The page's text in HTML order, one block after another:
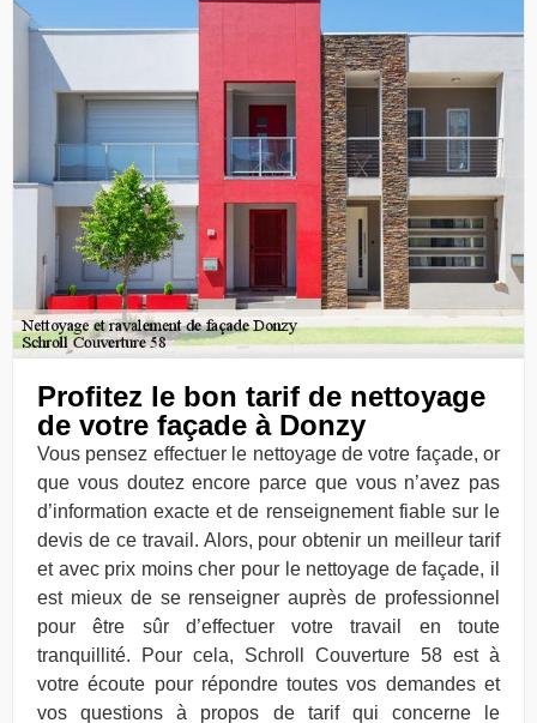
Profitez le bon tarif de nettoyage
de votre façade à Donzy
Vous pensez effectuer le nettoyage de votre façade, or
que vous doutez encore parce que vous n’avez pas
d’information exacte et de renseignement fiable sur le
devis de ce travail. Alors, pour obtenir un meilleur tarif
et avec prix moins cher pour le nettoyage de façade, il
est mieux de se renseigner auprès de professionnel
pour être sûr d’effectuer votre travail en toute
tranquillité. Pour cela, Schroll Couverture 58 est à
votre écoute pour répondre toutes vos demandes et
vos questions à propos de tarif qui concerne le